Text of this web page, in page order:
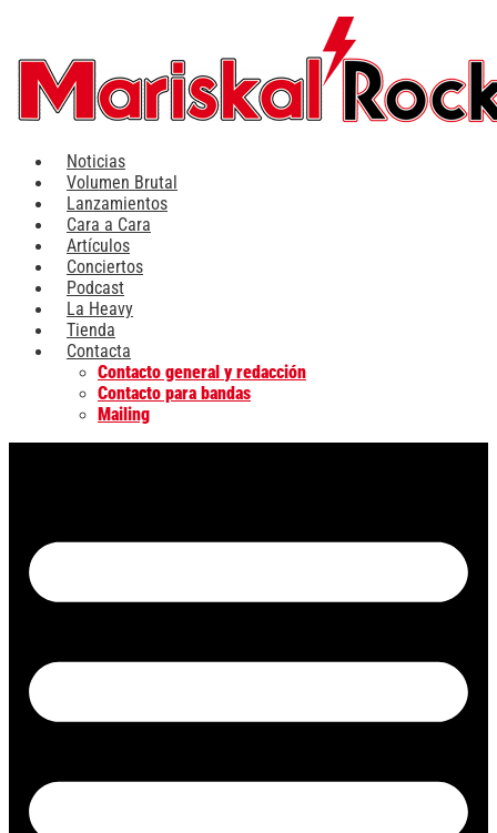
contenido
Noticias
Volumen Brutal
Lanzamientos
Cara a Cara
Artículos
Conciertos
Podcast
La Heavy
Tienda
Contacta
Contacto general y redacción
Contacto para bandas
Mailing